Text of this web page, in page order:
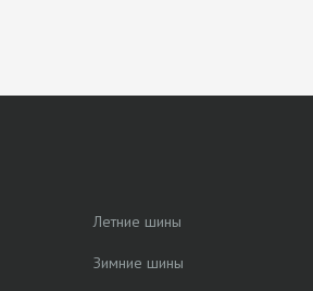
Летние шины
Зимние шины